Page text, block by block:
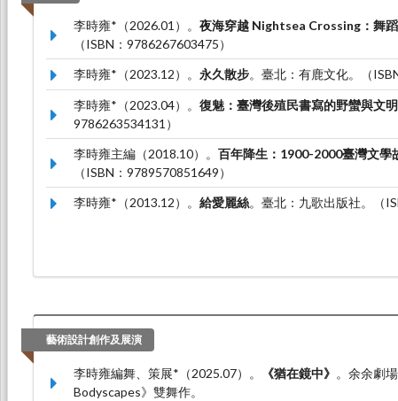
李時雍*（2026.01）。 夜海穿越 Nightsea Crossing：舞
（ISBN：9786267603475）
李時雍*（2023.12）。 永久散步。臺北：有鹿文化。（
李時雍*（2023.04）。 復魅：臺灣後殖民書寫的野蠻與文明
9786263534131）
李時雍主編（2018.10）。 百年降生：1900-2000臺灣文學
（ISBN：9789570851649）
李時雍*（2013.12）。 給愛麗絲。臺北：九歌出版社。（
藝術設計創作及展演
李時雍編舞、策展*（2025.07）。 《猶在鏡中》 。余余劇
Bodyscapes》雙舞作。